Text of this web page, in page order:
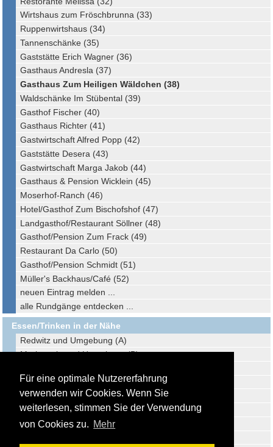
Für eine optimale Nutzererfahrung
verwenden wir Cookies. Wenn Sie
weiterlesen, stimmen Sie der Verwendung
von Cookies zu. Mehr
Wirtshaus zum Fröschbrunna (33)
Ruppenwirtshaus (34)
Tannenschänke (35)
Gaststätte Erich Wagner (36)
Gasthaus Andresla (37)
Gasthaus Zum Heiligen Wäldchen (38)
Waldschänke Im Stübental (39)
Gasthof Fischer (40)
Gasthaus Richter (41)
Gastwirtschaft Alfred Popp (42)
Gaststätte Desera (43)
Gastwirtschaft Marga Jakob (44)
Gasthaus & Pension Wicklein (45)
Moserhof-Ranch (46)
Hotel/Gasthof Zum Bischofshof (47)
Landgasthof/Restaurant Söllner (48)
Gasthof/Pension Zum Frack (49)
Restaurant Da Carlo (50)
Gasthof/Pension Schmidt (51)
Müller's Backhaus/Café (52)
neuen Eintrag melden ...
alle Rundgänge entdecken ...
Essen/Trinken in der Nähe
Redwitz und Umgebung (A)
Marktzeuln und Umgebung (B)
Kulmbach und Umgebung (D)
Lichtenfels und Umgebung (E)
Steinach und Umgebung (F)
Coburg und Umgebung (G)